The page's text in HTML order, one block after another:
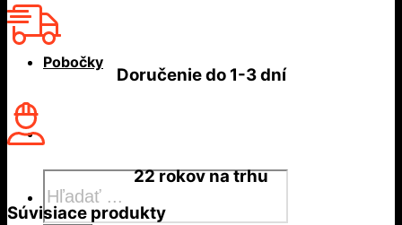
Pobočky
search
Doručenie do1-3 dní
22 rokovna trhu
Súvisiace produkty